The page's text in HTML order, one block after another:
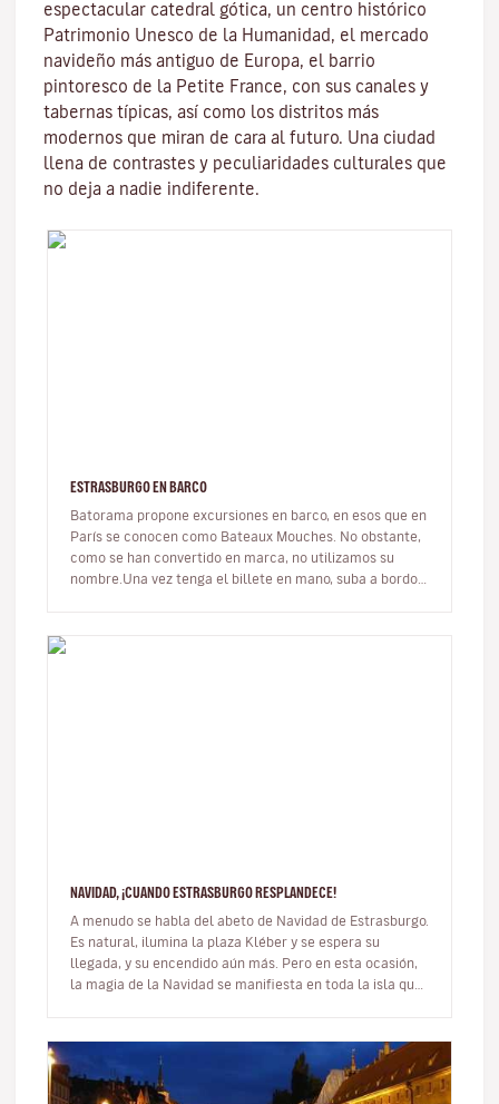
espectacular catedral gótica, un centro histórico
Patrimonio Unesco de la Humanidad, el mercado
navideño más antiguo de Europa, el barrio
pintoresco de la Petite France, con sus canales y
tabernas típicas, así como los distritos más
modernos que miran de cara al futuro. Una ciudad
llena de contrastes y peculiaridades culturales que
no deja a nadie indiferente.
ESTRASBURGO EN BARCO
Batorama propone excursiones en barco, en esos que en
París se conocen como Bateaux Mouches. No obstante,
como se han convertido en marca, no utilizamos su
nombre.Una vez tenga el billete en mano, suba a bordo y
NAVIDAD, ¡CUANDO ESTRASBURGO RESPLANDECE!
A menudo se habla del abeto de Navidad de Estrasburgo.
Es natural, ilumina la plaza Kléber y se espera su
llegada, y su encendido aún más. Pero en esta ocasión,
la magia de la Navidad se manifiesta en toda la isla que